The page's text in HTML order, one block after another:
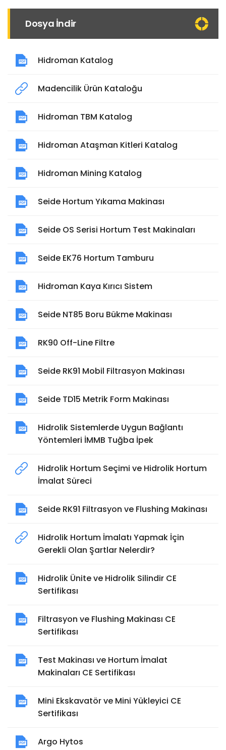
Dosya İndir
Hidroman Katalog
Madencilik Ürün Kataloğu
Hidroman TBM Katalog
Hidroman Ataşman Kitleri Katalog
Hidroman Mining Katalog
Seide Hortum Yıkama Makinası
Seide OS Serisi Hortum Test Makinaları
Seide EK76 Hortum Tamburu
Hidroman Kaya Kırıcı Sistem
Seide NT85 Boru Bükme Makinası
RK90 Off-Line Filtre
Seide RK91 Mobil Filtrasyon Makinası
Seide TD15 Metrik Form Makinası
Hidrolik Sistemlerde Uygun Bağlantı
Yöntemleri İMMB Tuğba İpek
Hidrolik Hortum Seçimi ve Hidrolik Hortum
İmalat Süreci
Seide RK91 Filtrasyon ve Flushing Makinası
Hidrolik Hortum İmalatı Yapmak İçin
Gerekli Olan Şartlar Nelerdir?
Hidrolik Ünite ve Hidrolik Silindir CE
Sertifikası
Filtrasyon ve Flushing Makinası CE
Sertifikası
Test Makinası ve Hortum İmalat
Makinaları CE Sertifikası
Mini Ekskavatör ve Mini Yükleyici CE
Sertifikası
Argo Hytos